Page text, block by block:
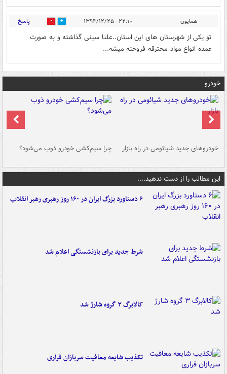
همایون ۲۲:۱۰ - ۱۳۹۴/۱۲/۲۵ 0 پاسخ
تو یکی از شهرستان های این استان..علنا سینی گذاشته و به صورت
عمده انواع مواد محترقه فروخته میشه...
خودرو
خودروهای جدید شیائومی در راه بازار چرا سیم‌کشی خودرو ذوب می‌شود؟
این مطالب را از دست ندهید....
۶ دستاورد بزرگ ایران در ۱۶۰ روز رهبری رهبر انقلاب
شرط جدید برای بازنشستگی اعلام شد
کالابرگ ۳ گروه شارژ شد
تکذیب شایعه معافیت سربازان فراری